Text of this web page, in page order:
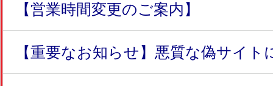
【営業時間変更のご案内】
【重要なお知らせ】悪質な偽サイト